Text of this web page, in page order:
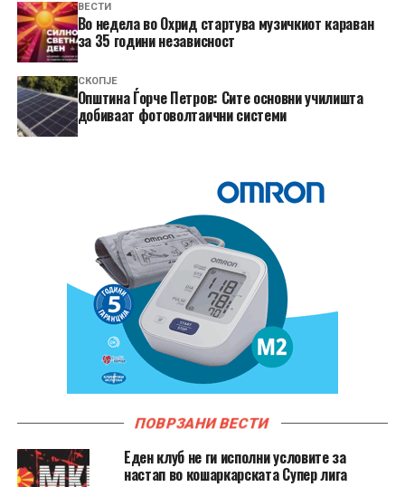
ВЕСТИ
Во недела во Охрид стартува музичкиот караван
за 35 години независност
СКОПЈЕ
Општина Ѓорче Петров: Сите основни училишта
добиваат фотоволтаични системи
ПОВРЗАНИ ВЕСТИ
Еден клуб не ги исполни условите за
настап во кошаркарската Супер лига